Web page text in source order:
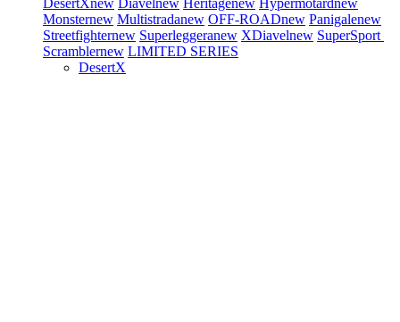
DesertXnew Diavelnew Heritagenew Hypermotardnew
Monsternew Multistradanew OFF-ROADnew Panigalenew
Streetfighternew Superleggeranew XDiavelnew SuperSport
Scramblernew LIMITED SERIES
DesertX